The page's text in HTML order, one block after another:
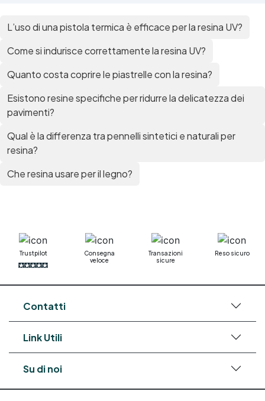
L’uso di una pistola termica è efficace per la resina UV?
Come si indurisce correttamente la resina UV?
Quanto costa coprire le piastrelle con la resina?
Esistono resine specifiche per ridurre la delicatezza dei
pavimenti?
Qual è la differenza tra pennelli sintetici e naturali per
resina?
Che resina usare per il legno?
Trustpilot
Consegna
veloce
Transazioni
sicure
Reso sicuro
Contatti
Link Utili
Su di noi